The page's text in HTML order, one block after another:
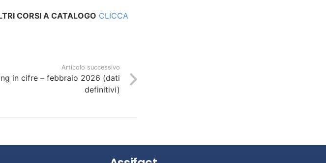
CORSI A CATALOGO CLICCA
Articolo successivo
in cifre – febbraio 2026 (dati
definitivi)